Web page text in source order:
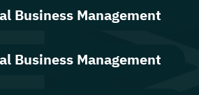
Business Management
Business Management